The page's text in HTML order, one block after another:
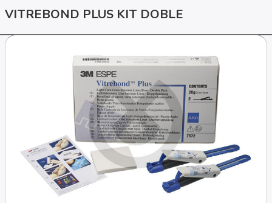
VITREBOND PLUS KIT DOBLE